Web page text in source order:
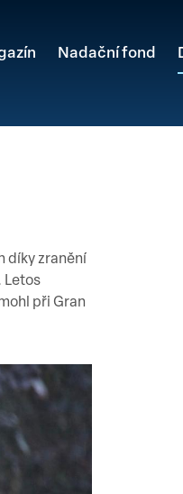
Nadační fond
díky zranění
Letos
při Gran